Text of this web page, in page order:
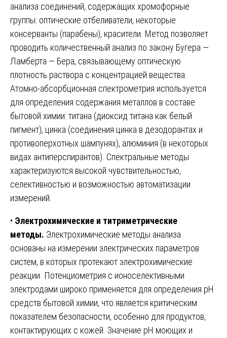
анализа соединений, содержащих хромофорные
группы: оптические отбеливатели, некоторые
консерванты (парабены), красители. Метод позволяет
проводить количественный анализ по закону Бугера —
Ламберта — Бера, связывающему оптическую
плотность раствора с концентрацией вещества.
Атомно-абсорбционная спектрометрия используется
для определения содержания металлов в составе
бытовой химии: титана (диоксид титана как белый
пигмент), цинка (соединения цинка в дезодорантах и
противоперхотных шампунях), алюминия (в некоторых
видах антиперспирантов). Спектральные методы
характеризуются высокой чувствительностью,
селективностью и возможностью автоматизации
измерений.
• Электрохимические и титриметрические
методы. Электрохимические методы анализа
основаны на измерении электрических параметров
систем, в которых протекают электрохимические
реакции. Потенциометрия с ионоселективными
электродами широко применяется для определения pH
средств бытовой химии, что является критическим
показателем безопасности, особенно для продуктов,
контактирующих с кожей. Значение pH моющих и